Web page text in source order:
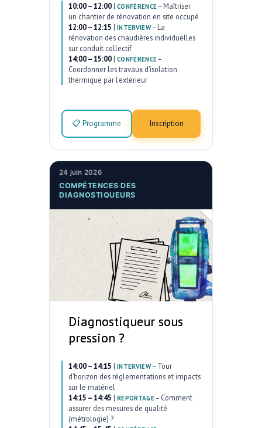
10:00 – 12:00 | CONFÉRENCE – Maîtriser
un chantier de rénovation en site occupé
12:00 – 12:15 | INTERVIEW– La
rénovation des chaudières individuelles
sur conduit collectif
14:00 – 15:00 | CONFÉRENCE –
Coordonner les travaux d’isolation
thermique par l’extérieur
📋 Programme Inscription
24 juin 2026
COMPÉTENCES DES
DIAGNOSTIQUEURS
Diagnostiqueur sous
pression ?
14:00 – 14:15 | INTERVIEW– Tour
d’horizon des réglementations et impacts
sur le matériel
14:15 – 14:45 | REPORTAGE– Comment
assurer des mesures de qualité
(métrologie) ?